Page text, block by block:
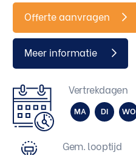
Offerte aanvragen
Meer informatie
Vertrekdagen
MA DI WO
Gem. looptijd